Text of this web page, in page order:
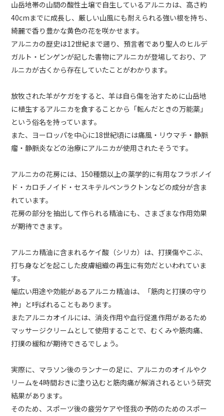
山岳地帯の山間の酸性土壌で自生しているアルニカは、高さ約
40cmまでに成長し、厳しい山風にも耐えられる強い根を持ち、
綺麗で香り豊かな黄色の花を咲かせます。
アルニカの歴史は12世紀まで遡り、預言者であり聖人のヒルデ
ガルト・ビンゲンが記した書物にアルニカが登場しており、ア
ルニカが古くから存在していたことがわかります。
放牧された羊がケガをすると、羊は自ら傷を治すために山岳地
に植生するアルニカを食することから「転んだときの万能薬」
という俗名を持っています。
また、ヨーロッパを中心に18世紀頃には痛風・リウマチ・静脈
瘤・静脈炎などの治療にアルニカが使用されたそうです。
アルニカの花房には、150種類以上の薬学的に有用なフラボノイ
ド・カロチノイド・セスキテルペンラクトンなどの成分が含ま
れています。
花房の部分を抽出して作られる精油にも、さまざまな作用効果
が期待できます。
アルニカ精油に含まれるケイ酸（シリカ）は、打撲傷やこぶ、
打ち身などを起こした皮膚組織の再生に有効だといわれていま
す。
幅広い用途や効能があるアルニカ精油は、「筋肉と打撲の守り
神」と呼ばれることもあります。
またアルニカオイルには、消炎作用や血行促進作用があるため
マッサージクリームとして使用することで、むくみや筋肉痛、
打撲の緩和が期待できるでしょう。
実際に、マラソン後のランナーの足に、アルニカのオイルやク
リームを4時間おきに塗り込むと筋肉痛が解消されるという研究
結果があります。
そのため、スポーツ後の疲労ケアや怪我の予防のためのスポー